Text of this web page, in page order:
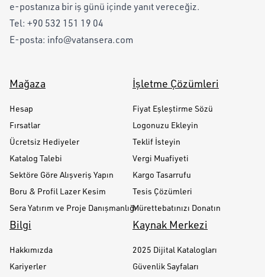
e-postanıza bir iş günü içinde yanıt vereceğiz.
Tel: +90 532 151 19 04
E-posta: info@vatansera.com
Mağaza
Hesap
Fırsatlar
Ücretsiz Hediyeler
Katalog Talebi
Sektöre Göre Alışveriş Yapın
Boru & Profil Lazer Kesim
Sera Yatırım ve Proje Danışmanlığı
İşletme Çözümleri
Fiyat Eşleştirme Sözü
Logonuzu Ekleyin
Teklif İsteyin
Vergi Muafiyeti
Kargo Tasarrufu
Tesis Çözümleri
Mürettebatınızı Donatın
Bilgi
Hakkımızda
Kariyerler
Kaynak Merkezi
2025 Dijital Katalogları
Güvenlik Sayfaları